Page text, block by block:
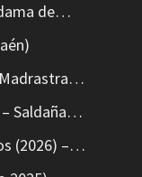
de…
Madrastra…
Saldaña…
(2026) –…